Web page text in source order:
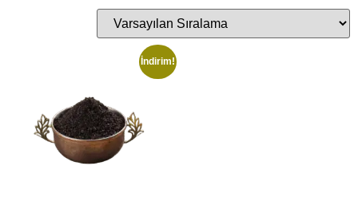
İndirim!